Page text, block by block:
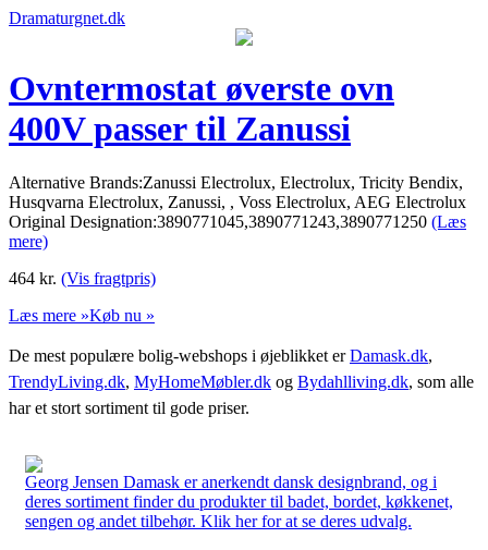
Dramaturgnet.dk
Ovntermostat øverste ovn
400V passer til Zanussi
Alternative Brands:Zanussi Electrolux, Electrolux, Tricity Bendix,
Husqvarna Electrolux, Zanussi, , Voss Electrolux, AEG Electrolux
Original Designation:3890771045,3890771243,3890771250 (Læs
mere)
464 kr. (Vis fragtpris)
Læs mere »Køb nu »
De mest populære bolig-webshops i øjeblikket erDamask.dk,
TrendyLiving.dk, MyHomeMøbler.dk og Bydahlliving.dk, som alle
har et stort sortiment til gode priser.
Georg Jensen Damask er anerkendt dansk designbrand, og i
deres sortiment finder du produkter til badet, bordet, køkkenet,
sengen og andet tilbehør. Klik her for at se deres udvalg.